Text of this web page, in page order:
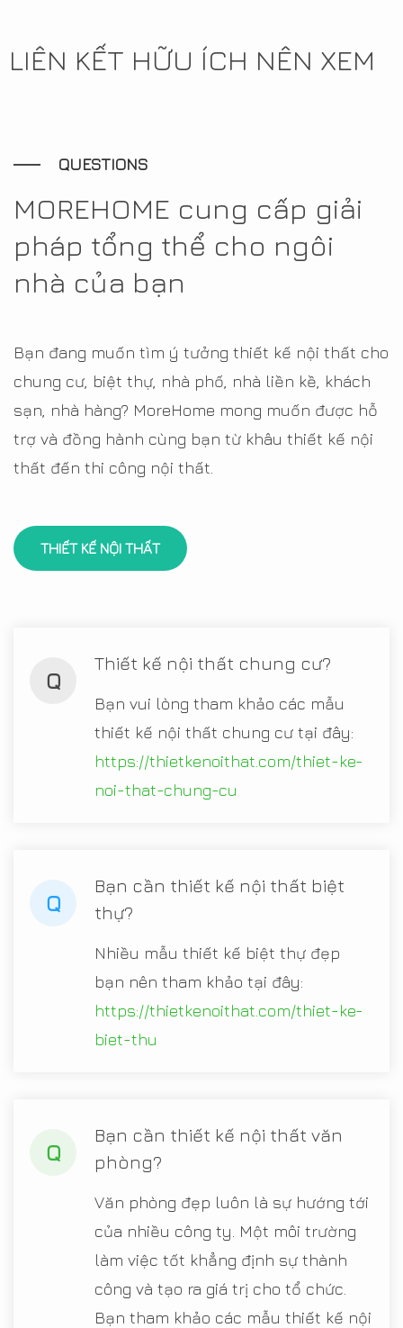
LIÊN KẾT HỮU ÍCH NÊN XEM
QUESTIONS
MOREHOME cung cấp giải
pháp tổng thể cho ngôi
nhà của bạn
Bạn đang muốn tìm ý tưởng thiết kế nội thất cho
chung cư, biệt thự, nhà phố, nhà liền kề, khách
sạn, nhà hàng? MoreHome mong muốn được hỗ
trợ và đồng hành cùng bạn từ khâu thiết kế nội
thất đến thi công nội thất.
THIẾT KẾ NỘI THẤT
Q
Thiết kế nội thất chung cư?
Bạn vui lòng tham khảo các mẫu
thiết kế nội thất chung cư tại đây:
https://thietkenoithat.com/thiet-ke-
noi-that-chung-cu
Q
Bạn cần thiết kế nội thất biệt
thự?
Nhiều mẫu thiết kế biệt thự đẹp
bạn nên tham khảo tại đây:
https://thietkenoithat.com/thiet-ke-
biet-thu
Q
Bạn cần thiết kế nội thất văn
phòng?
Văn phòng đẹp luôn là sự hướng tới
của nhiều công ty. Một môi trường
làm việc tốt khẳng định sự thành
công và tạo ra giá trị cho tổ chức.
Bạn tham khảo các mẫu thiết kế nội